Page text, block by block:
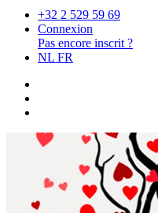
+32 2 529 59 69
Connexion
Pas encore inscrit ?
NL FR